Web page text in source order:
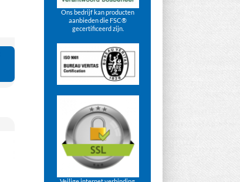
Ons bedrijf kan producten
aanbieden die FSC®
gecertificeerd zijn.